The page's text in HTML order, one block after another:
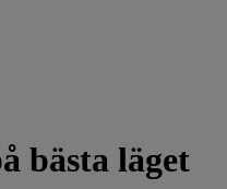
bästa läget